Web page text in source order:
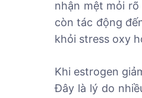
nhận mệt mỏi
còn tác động
khỏi stress oxy
Khi estrogen
Đây là lý do